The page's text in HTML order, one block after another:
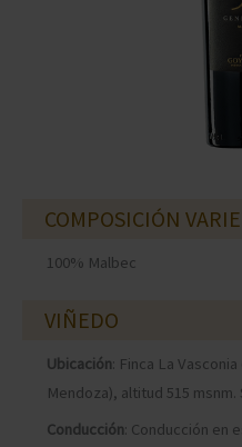
COMPOSICIÓN
100% Malbec
VIÑEDO
Ubicación: Finca La
Mendoza), altitud 515
Conducción: Conducción en